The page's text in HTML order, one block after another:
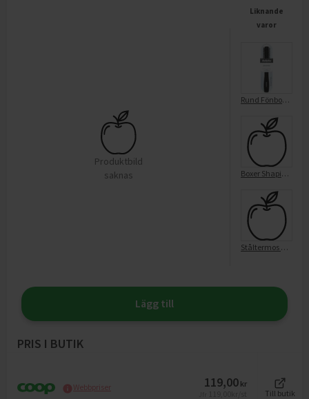
Produktbild
saknas
Liknande
varor
Rund Fönborste Svart
Boxer Shaping 44/46 Svart
Ståltermos King Svart 1,2l
Lägg till
PRIS I BUTIK
Webbpriser 119,00 kr
Till butik